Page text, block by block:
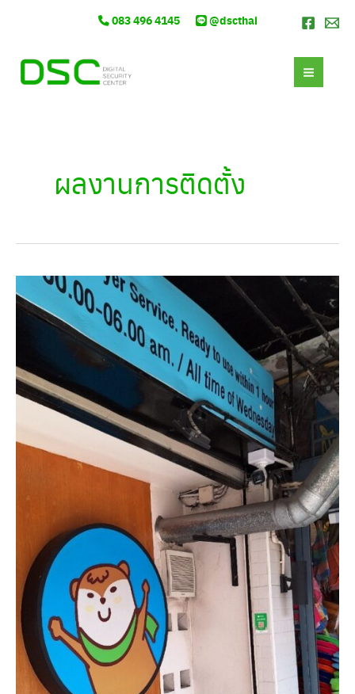
083 496 4145 @dscthai
ผลงานการติดตั้ง
Otari